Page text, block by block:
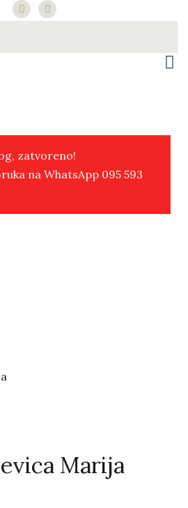
zatvoreno!
na WhatsApp 095 593
Marija